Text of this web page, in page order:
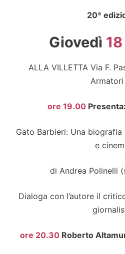
20ª
Giovedì 18
ALLA VILLETTA Via F.
Armatori
ore 19.00
Gato Barbieri: Una biografia
e
di Andrea Polinelli
Dialoga con l’autore il
ore 20.30 Roberto